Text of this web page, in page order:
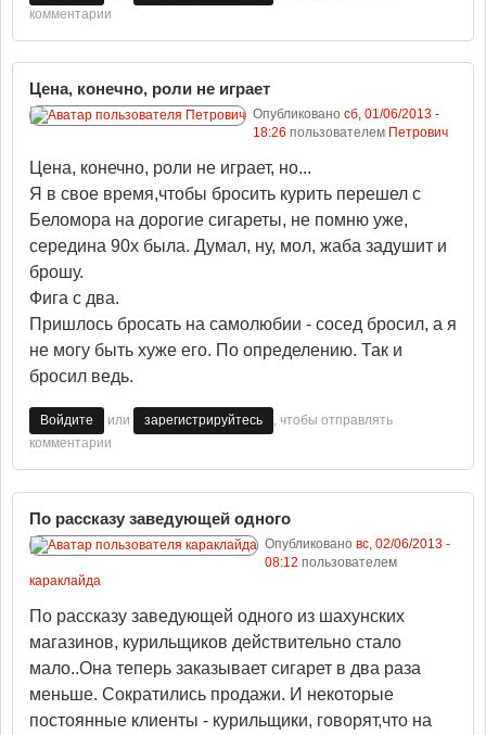
комментарии
Цена, конечно, роли не играет
Опубликовано сб, 01/06/2013 -
18:26 пользователем Петрович
Цена, конечно, роли не играет, но...
Я в свое время,чтобы бросить курить перешел с
Беломора на дорогие сигареты, не помню уже,
середина 90х была. Думал, ну, мол, жаба задушит и
брошу.
Фига с два.
Пришлось бросать на самолюбии - сосед бросил, а я
не могу быть хуже его. По определению. Так и
бросил ведь.
Войдите или зарегистрируйтесь
, чтобы отправлять
комментарии
По рассказу заведующей одного
Опубликовано вс, 02/06/2013 -
08:12 пользователем
караклайда
По рассказу заведующей одного из шахунских
магазинов, курильщиков действительно стало
мало..Она теперь заказывает сигарет в два раза
меньше. Сократились продажи. И некоторые
постоянные клиенты - курильщики, говорят,что на